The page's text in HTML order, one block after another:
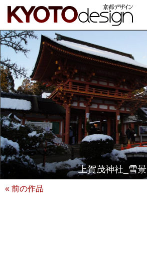
上賀茂神社_雪景
« 前の作品